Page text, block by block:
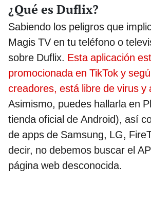
¿Qué es Duflix?
Sabiendo los peligros que
Magis TV en tu teléfono o
sobre Duflix. Esta aplicación
promocionada en TikTok y
creadores, está libre de virus y
Asimismo, puedes hallarla en
tienda oficial de Android), así
de apps de Samsung, LG,
decir, no debemos buscar el
página web desconocida.